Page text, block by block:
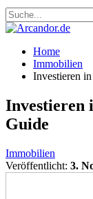
Home
Immobilien
Investieren
Investieren
Guide
Immobilien
Veröffentlicht: 3.